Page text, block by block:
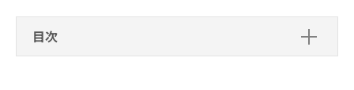
目次
とな
りま
す。
クリ
ち
は
ら
ち